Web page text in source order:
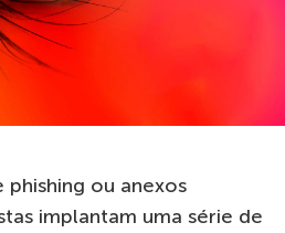
ou anexos
implantam uma série de